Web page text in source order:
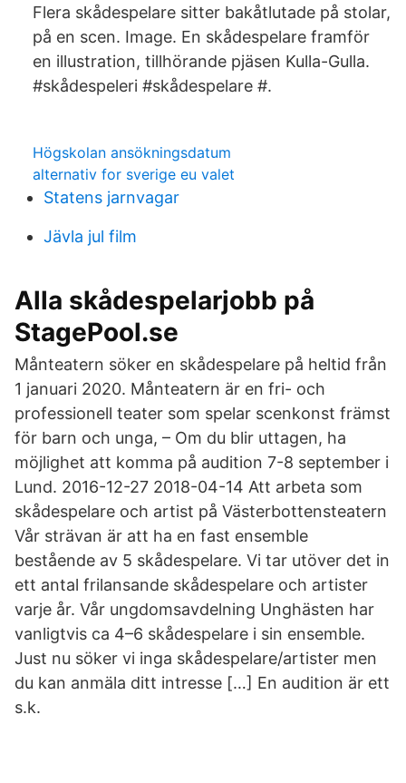
Flera skådespelare sitter bakåtlutade på stolar,
på en scen. Image. En skådespelare framför
en illustration, tillhörande pjäsen Kulla-Gulla.
#skådespeleri #skådespelare #.
Högskolan ansökningsdatum
alternativ for sverige eu valet
Statens jarnvagar
Jävla jul film
Alla skådespelarjobb på
StagePool.se
Månteatern söker en skådespelare på heltid från
1 januari 2020. Månteatern är en fri- och
professionell teater som spelar scenkonst främst
för barn och unga, – Om du blir uttagen, ha
möjlighet att komma på audition 7-8 september i
Lund. 2016-12-27 2018-04-14 Att arbeta som
skådespelare och artist på Västerbottensteatern
Vår strävan är att ha en fast ensemble
bestående av 5 skådespelare. Vi tar utöver det in
ett antal frilansande skådespelare och artister
varje år. Vår ungdomsavdelning Unghästen har
vanligtvis ca 4–6 skådespelare i sin ensemble.
Just nu söker vi inga skådespelare/artister men
du kan anmäla ditt intresse […] En audition är ett
s.k.